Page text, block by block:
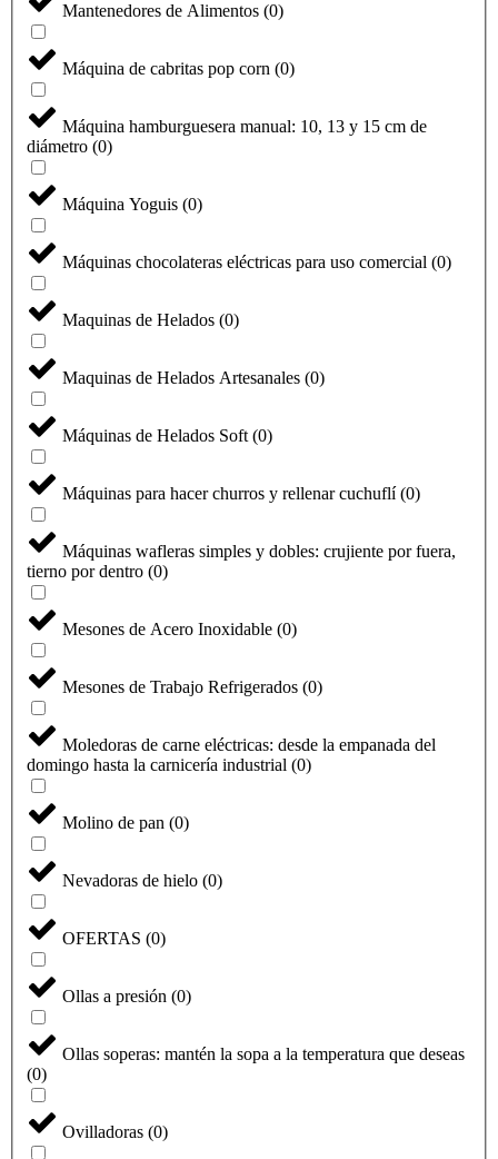
Mantenedores de Alimentos (0)
Máquina de cabritas pop corn (0)
Máquina hamburguesera manual: 10, 13 y 15 cm de
diámetro (0)
Máquina Yoguis (0)
Máquinas chocolateras eléctricas para uso comercial (0)
Maquinas de Helados (0)
Maquinas de Helados Artesanales (0)
Máquinas de Helados Soft (0)
Máquinas para hacer churros y rellenar cuchuflí (0)
Máquinas wafleras simples y dobles: crujiente por fuera,
tierno por dentro (0)
Mesones de Acero Inoxidable (0)
Mesones de Trabajo Refrigerados (0)
Moledoras de carne eléctricas: desde la empanada del
domingo hasta la carnicería industrial (0)
Molino de pan (0)
Nevadoras de hielo (0)
OFERTAS (0)
Ollas a presión (0)
Ollas soperas: mantén la sopa a la temperatura que deseas
(0)
Ovilladoras (0)